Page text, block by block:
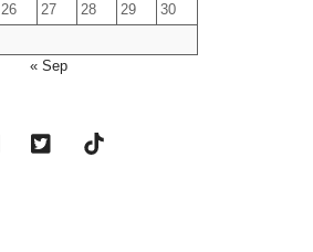
26 27 28 29
30
« Sep